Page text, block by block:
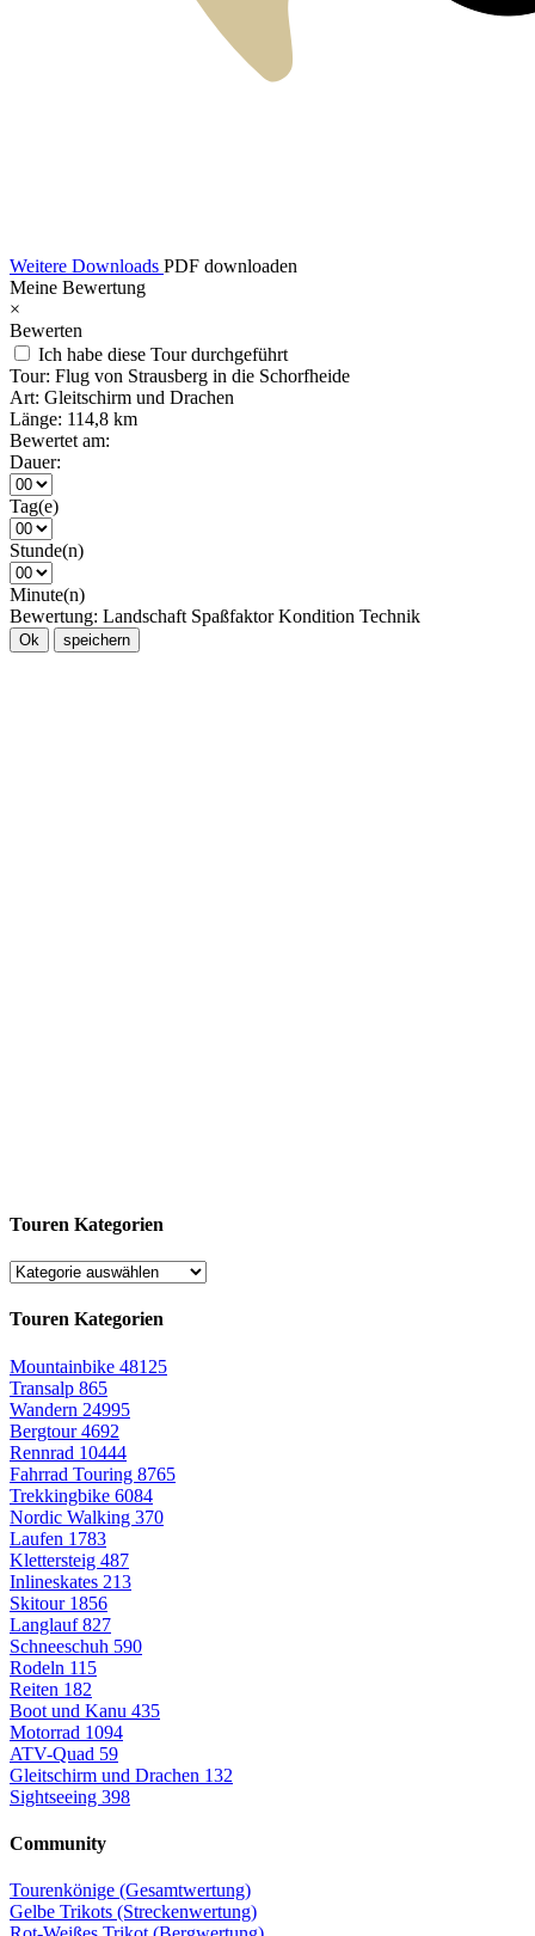
Weitere Downloads PDF downloaden
Meine Bewertung
×
Bewerten
Ich habe diese Tour durchgeführt
Tour: Flug von Strausberg in die Schorfheide
Art: Gleitschirm und Drachen
Länge: 114,8 km
Bewertet am:
Dauer:
Tag(e)
Stunde(n)
Minute(n)
Bewertung: Landschaft Spaßfaktor Kondition Technik
Ok speichern
Touren Kategorien
Touren Kategorien
Mountainbike 48125
Transalp 865
Wandern 24995
Bergtour4692
Rennrad 10444
Fahrrad Touring 8765
Trekkingbike 6084
Nordic Walking 370
Laufen 1783
Klettersteig 487
Inlineskates 213
Skitour 1856
Langlauf827
Schneeschuh 590
Rodeln 115
Reiten 182
Boot und Kanu 435
Motorrad 1094
ATV-Quad 59
Gleitschirm und Drachen 132
Sightseeing 398
Community
Tourenkönige (Gesamtwertung)
Gelbe Trikots (Streckenwertung)